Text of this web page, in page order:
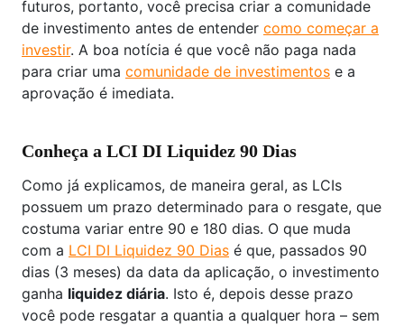
futuros, portanto, você precisa criar a comunidade
de investimento antes de entender como começar a
investir. A boa notícia é que você não paga nada
para criar uma comunidade de investimentos e a
aprovação é imediata.
Conheça a LCI DI Liquidez 90 Dias
Como já explicamos, de maneira geral, as LCIs
possuem um prazo determinado para o resgate, que
costuma variar entre 90 e 180 dias. O que muda
com a LCI DI Liquidez 90 Dias é que, passados 90
dias (3 meses) da data da aplicação, o investimento
ganha liquidez diária. Isto é, depois desse prazo
você pode resgatar a quantia a qualquer hora – sem